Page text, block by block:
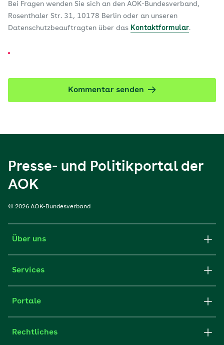
Bei Fragen wenden Sie sich an den AOK-Bundesverband,
Rosenthaler Str. 31, 10178 Berlin oder an unseren
Datenschutzbeauftragten über das Kontaktformular.
Kommentar senden
Presse- und Politikportal der
AOK
© 2026 AOK-Bundesverband
Über uns
Services
Portale
Rechtliches